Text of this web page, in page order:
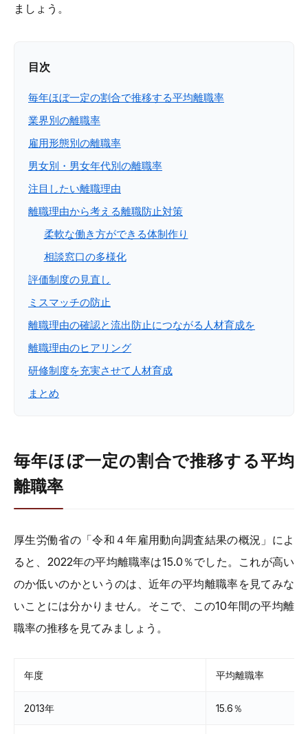
ましょう。
目次
毎年ほぼ一定の割合で推移する平均離職率
業界別の離職率
雇用形態別の離職率
男女別・男女年代別の離職率
注目したい離職理由
離職理由から考える離職防止対策
柔軟な働き方ができる体制作り
相談窓口の多様化
評価制度の見直し
ミスマッチの防止
離職理由の確認と流出防止につながる人材育成を
離職理由のヒアリング
研修制度を充実させて人材育成
まとめ
毎年ほぼ一定の割合で推移する平均
離職率
厚生労働省の「令和４年雇用動向調査結果の概況」によ
ると、2022年の平均離職率は15.0％でした。これが高い
のか低いのかというのは、近年の平均離職率を見てみな
いことには分かりません。そこで、この10年間の平均離
職率の推移を見てみましょう。
年度 平均離職率
2013年 15.6％